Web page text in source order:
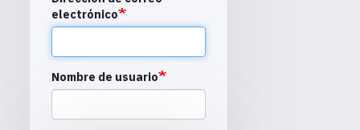
electrónico
Nombre de usuario